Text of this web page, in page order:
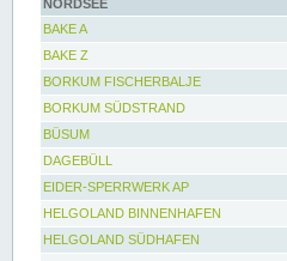
NORDSEE
BAKE A
BAKE Z
BORKUM FISCHERBALJE
BORKUM SÜDSTRAND
BÜSUM
DAGEBÜLL
EIDER-SPERRWERK AP
HELGOLAND BINNENHAFEN
HELGOLAND SÜDHAFEN